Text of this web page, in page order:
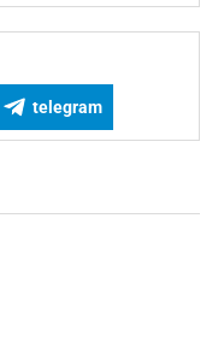
telegram